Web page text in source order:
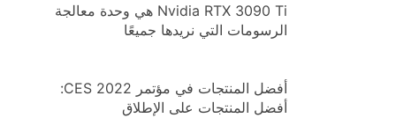
Nvidia RTX 3090 Ti هي وحدة معالجة
الرسومات التي نريدها جميعًا
أفضل المنتجات في مؤتمر CES 2022:
أفضل المنتجات على الإطلاق